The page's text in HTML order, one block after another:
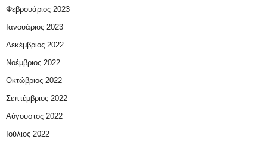
Φεβρουάριος 2023
Ιανουάριος 2023
Δεκέμβριος 2022
Νοέμβριος 2022
Οκτώβριος 2022
Σεπτέμβριος 2022
Αύγουστος 2022
Ιούλιος 2022